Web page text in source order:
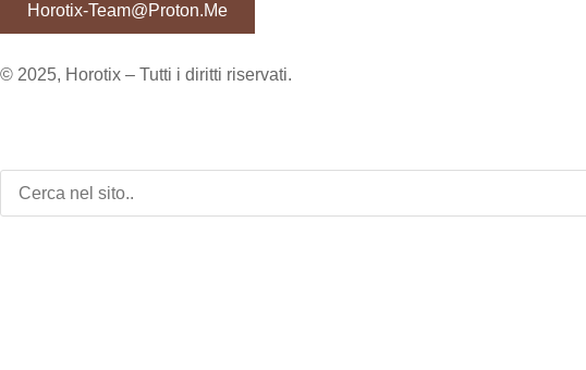
Horotix-Team@proton.me
© 2025, Horotix – Tutti i diritti riservati.